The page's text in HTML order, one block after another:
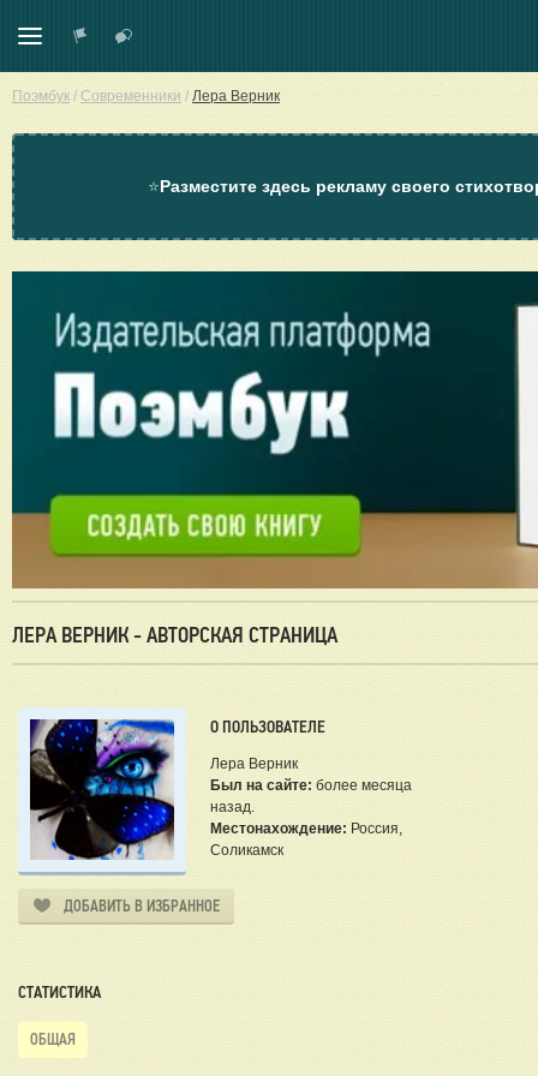
Поэмбук / Современники / Лера Верник
⭐Разместите здесь рекламу своего
ЛЕРА ВЕРНИК - АВТОРСКАЯ СТРАНИЦА
О ПОЛЬЗОВАТЕЛЕ
Лера Верник
Был на сайте: более месяца
назад.
Местонахождение: Россия,
Соликамск
ДОБАВИТЬ В ИЗБРАННОЕ
СТАТИСТИКА
ОБЩАЯ